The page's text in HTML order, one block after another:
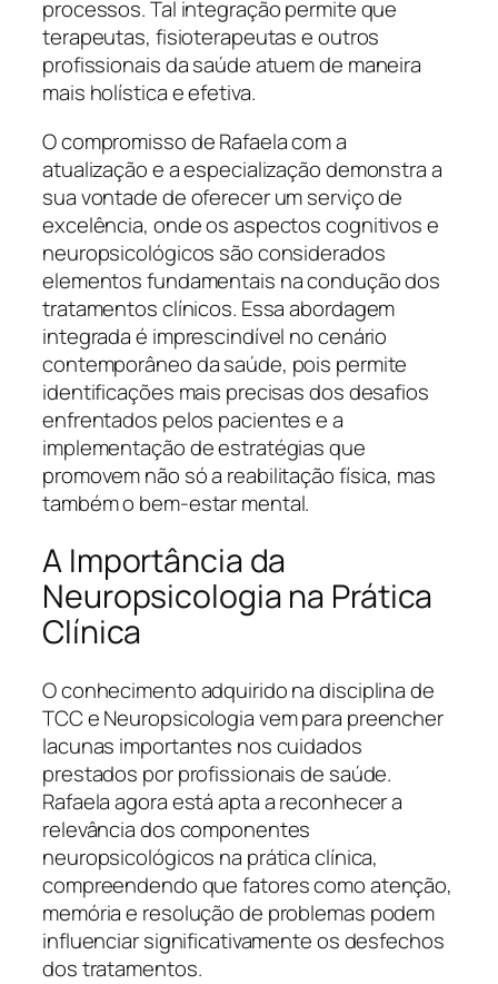
processos. Tal integração permite que
terapeutas, fisioterapeutas e outros
profissionais da saúde atuem de maneira
mais holística e efetiva.
O compromisso de Rafaela com a
atualização e a especialização demonstra a
sua vontade de oferecer um serviço de
excelência, onde os aspectos cognitivos e
neuropsicológicos são considerados
elementos fundamentais na condução dos
tratamentos clínicos. Essa abordagem
integrada é imprescindível no cenário
contemporâneo da saúde, pois permite
identificações mais precisas dos desafios
enfrentados pelos pacientes e a
implementação de estratégias que
promovem não só a reabilitação física, mas
também o bem-estar mental.
A Importância da
Neuropsicologia na Prática
Clínica
O conhecimento adquirido na disciplina de
TCC e Neuropsicologia vem para preencher
lacunas importantes nos cuidados
prestados por profissionais de saúde.
Rafaela agora está apta a reconhecer a
relevância dos componentes
neuropsicológicos na prática clínica,
compreendendo que fatores como atenção,
memória e resolução de problemas podem
influenciar significativamente os desfechos
dos tratamentos.